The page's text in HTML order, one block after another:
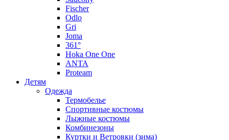
Fischer
Odlo
Gri
Joma
361°
Hoka One One
ANTA
Proteam
Детям
Одежда
Термобелье
Спортивные костюмы
Лыжные костюмы
Комбинезоны
Куртки и Ветровки (зима)